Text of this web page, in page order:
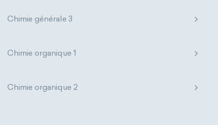
Chimie générale 3
Chimie organique 1
Chimie organique 2